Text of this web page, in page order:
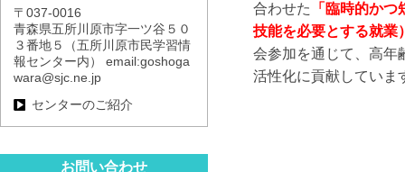
合わせた
「臨時的か
技能を必要とする就業
会参加を通じて、高年
活性化に貢献していま
〒037-0016
青森県五所川原市字一ツ谷５０
３番地５（五所川原市民学習情
報センター内） email:goshoga
wara@sjc.ne.jp
センターのご紹介
お問い合わせ